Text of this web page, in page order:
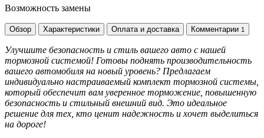
Возможность замены
Обзор Характеристики Оплата и доставка Комментарии 1
Улучшите безопасность и стиль вашего авто с нашей
тормозной системой! Готовы поднять производительность
вашего автомобиля на новый уровень? Предлагаем
индивидуально настраиваемый комплект тормозной системы,
который обеспечит вам уверенное торможение, повышенную
безопасность и стильный внешний вид. Это идеальное
решение для тех, кто ценит надежность и хочет выделиться
на дороге!